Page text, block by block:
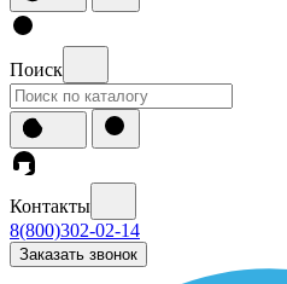
Поиск
Контакты
8(800)302-02-14
Заказать звонок